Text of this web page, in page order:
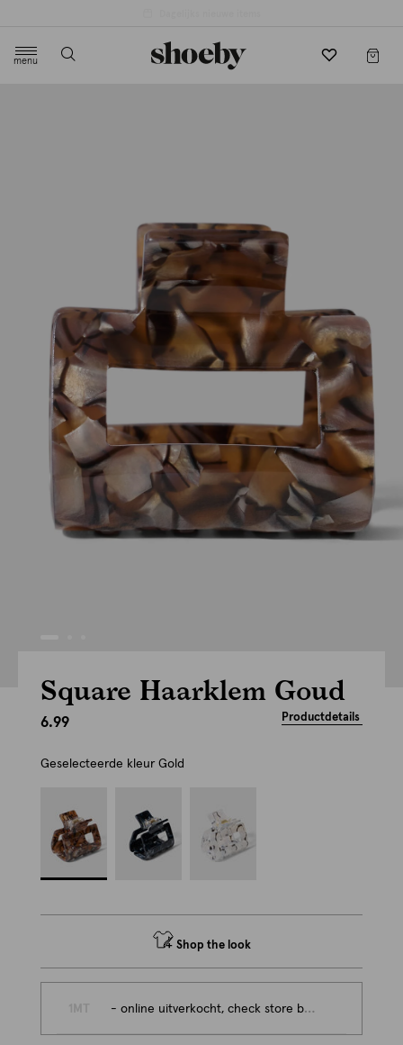
menu
Square Haarklem Goud
6.99 Productdetails
Geselecteerde kleur Gold
Shop the look
- online uitverkocht, check store beschikbaarheid